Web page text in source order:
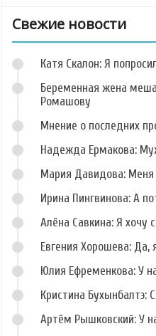
Свежие новости
Катя Скалон: Я
Беременная жена
Ромашову
Мнение о последних
Надежда Ермакова:
Мария Давидова:
Ирина Пингвинова: А
Алёна Савкина: Я хочу
Евгения Хорошева: Да,
Юлия Ефременкова: У
Кристина Бухынбалтэ:
Артём Рышковский: У